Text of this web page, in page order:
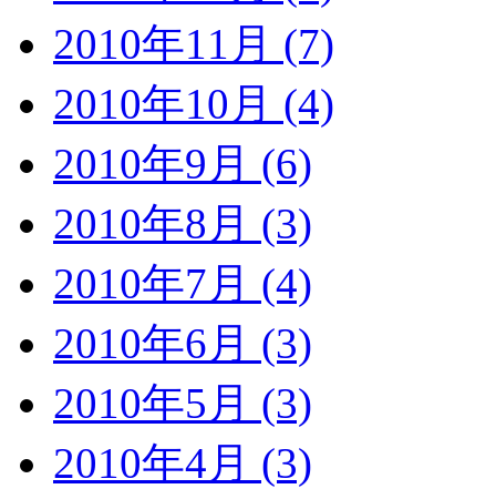
2010年11月 (7)
2010年10月 (4)
2010年9月 (6)
2010年8月 (3)
2010年7月 (4)
2010年6月 (3)
2010年5月 (3)
2010年4月 (3)